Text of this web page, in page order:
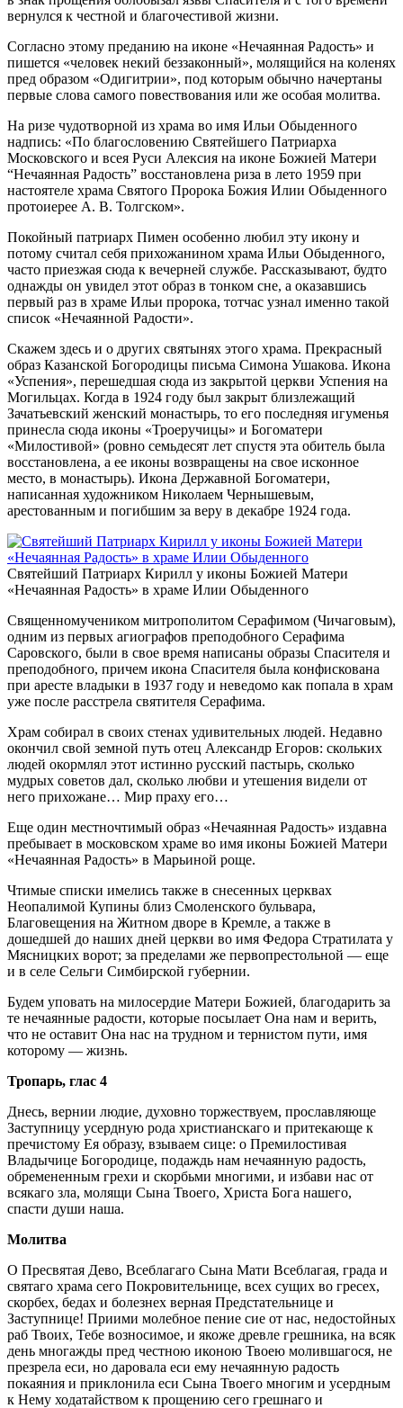
вернулся к честной и благочестивой жизни.
Согласно этому преданию на иконе «Нечаянная Радость» и
пишется «человек некий беззаконный», молящийся на коленях
пред образом «Одигитрии», под которым обычно начертаны
первые слова самого повествования или же особая молитва.
На ризе чудотворной из храма во имя Ильи Обыденного
надпись: «По благословению Святейшего Патриарха
Московского и всея Руси Алексия на иконе Божией Матери
“Нечаянная Радость” восстановлена риза в лето 1959 при
настоятеле храма Святого Пророка Божия Илии Обыденного
протоиерее А. В. Толгском».
Покойный патриарх Пимен особенно любил эту икону и
потому считал себя прихожанином храма Ильи Обыденного,
часто приезжая сюда к вечерней службе. Рассказывают, будто
однажды он увидел этот образ в тонком сне, а оказавшись
первый раз в храме Ильи пророка, тотчас узнал именно такой
список «Нечаянной Радости».
Скажем здесь и о других святынях этого храма. Прекрасный
образ Казанской Богородицы письма Симона Ушакова. Икона
«Успения», перешедшая сюда из закрытой церкви Успения на
Могильцах. Когда в 1924 году был закрыт близлежащий
Зачатьевский женский монастырь, то его последняя игуменья
принесла сюда иконы «Троеручицы» и Богоматери
«Милостивой» (ровно семьдесят лет спустя эта обитель была
восстановлена, а ее иконы возвращены на свое исконное
место, в монастырь). Икона Державной Богоматери,
написанная художником Николаем Чернышевым,
арестованным и погибшим за веру в декабре 1924 года.
Святейший Патриарх Кирилл у иконы Божией Матери
«Нечаянная Радость» в храме Илии Обыденного
Священномучеником митрополитом Серафимом (Чичаговым),
одним из первых агиографов преподобного Серафима
Саровского, были в свое время написаны образы Спасителя и
преподобного, причем икона Спасителя была конфискована
при аресте владыки в 1937 году и неведомо как попала в храм
уже после расстрела святителя Серафима.
Храм собирал в своих стенах удивительных людей. Недавно
окончил свой земной путь отец Александр Егоров: скольких
людей окормлял этот истинно русский пастырь, сколько
мудрых советов дал, сколько любви и утешения видели от
него прихожане… Мир праху его…
Еще один местночтимый образ «Нечаянная Радость» издавна
пребывает в московском храме во имя иконы Божией Матери
«Нечаянная Радость» в Марьиной роще.
Чтимые списки имелись также в снесенных церквах
Неопалимой Купины близ Смоленского бульвара,
Благовещения на Житном дворе в Кремле, а также в
дошедшей до наших дней церкви во имя Федора Стратилата у
Мясницких ворот; за пределами же первопрестольной — еще
и в селе Сельги Симбирской губернии.
Будем уповать на милосердие Матери Божией, благодарить за
те нечаянные радости, которые посылает Она нам и верить,
что не оставит Она нас на трудном и тернистом пути, имя
которому — жизнь.
Тропарь, глас 4
Днесь, вернии людие, духовно торжествуем, прославляюще
Заступницу усердную рода христианскаго и притекающе к
пречистому Ея образу, взываем сице: о Премилостивая
Владычице Богородице, подаждь нам нечаянную радость,
обремененным грехи и скорбьми многими, и избави нас от
всякаго зла, молящи Сына Твоего, Христа Бога нашего,
спасти души наша.
Молитва
О Пресвятая Дево, Всеблагаго Сына Мати Всеблагая, града и
святаго храма сего Покровительнице, всех сущих во гресех,
скорбех, бедах и болезнех верная Предстательнице и
Заступнице! Приими молебное пение сие от нас, недостойных
раб Твоих, Тебе возносимое, и якоже древле грешника, на всяк
день многажды пред честною иконою Твоею молившагося, не
презрела еси, но даровала еси ему нечаянную радость
покаяния и приклонила еси Сына Твоего многим и усердным
к Нему ходатайством к прощению сего грешнаго и